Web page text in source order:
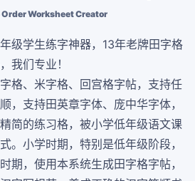
Worksheet Creator
级学生练字神器，13年老牌田字格
我们专业！
格、米字格、回宫格字帖，支持任
，支持田英章字体、庞中华字体，
简的练习格，被小学低年级语文课
。小学时期，特别是低年级阶段，
期，使用本系统生成田字格字帖，